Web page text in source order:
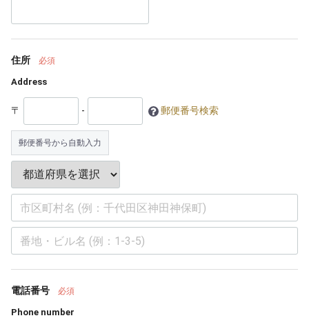
住所 必須
Address
〒 - 郵便番号検索
郵便番号から自動入力
電話番号 必須
Phone number